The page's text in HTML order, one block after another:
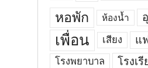
หอพัก ห้องน้ำ
เพื่อน เสียง แ
โรงพยาบาล โรงเรี